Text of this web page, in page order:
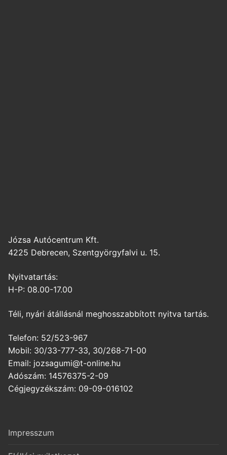
Józsa Autócentrum Kft.
4225 Debrecen, Szentgyörgyfalvi u. 15.
Nyitvatartás:
H-P: 08.00-17.00
Téli, nyári átállásnál meghosszabbított nyitva tartás.
Telefon: 52/523-967
Mobil: 30/33-777-33, 30/268-71-00
Email: jozsagumi@t-online.hu
Adószám: 14576375-2-09
Cégjegyzékszám: 09-09-016102
Impresszum